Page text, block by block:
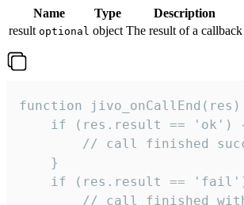
Name Type
Description
result optional object The result of a callback
function
if (res.result == 'ok')
// call finished
    }
if (res.result ==
// call finished